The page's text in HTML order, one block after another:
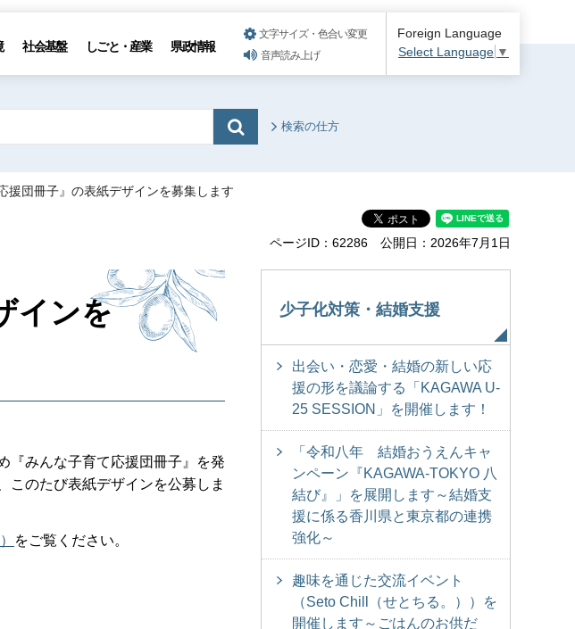
社会基盤 しごと・産業 県政情報
文字サイズ・色合い変更
音声読み上げ
Foreign Language
Select Language ▼
検索の仕方
援団冊子』の表紙デザインを募集します
ページID：62286 公開日：2026年7月1日
インを
『みんな子育て応援団冊子』を発
このたび表紙デザインを公募しま
をご覧ください。
少子化対策・結婚支援
出会い・恋愛・結婚の新しい応
援の形を議論する「KAGAWA U-
25 SESSION」を開催します！
「令和八年 結婚おうえんキャ
ンペーン『KAGAWA-TOKYO 八
結び』」を展開します～結婚支
援に係る香川県と東京都の連携
強化～
趣味を通じた交流イベント
（Seto Chill（せとちる。））を
開催します～ごはんのお供だ